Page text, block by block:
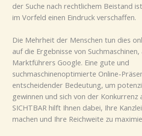
der Suche nach rechtlichem Beistand
im Vorfeld einen Eindruck verschaffen.
Die Mehrheit der Menschen tun dies
auf die Ergebnisse von
Marktführers Google. Eine gute und
suchmaschinenoptimierte Online-
entscheidender Bedeutung, um
gewinnen und sich von der Konkurrenz
SICHTBAR hilft Ihnen dabei, Ihre
machen und Ihre Reichweite zu